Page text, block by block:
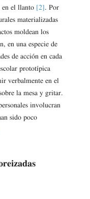
en el llanto [2] . Por
materializadas
moldean los
en una especie de
de acción en cada
prototípica
verbalmente en el
la mesa y gritar.
involucran
sido poco